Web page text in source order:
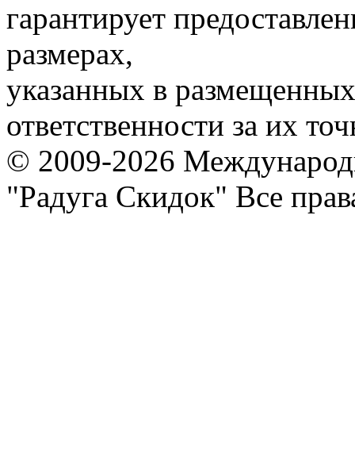
гарантирует
размерах,
указанных в
ответственности за их
© 2009-2026
"Радуга Скидок" Все